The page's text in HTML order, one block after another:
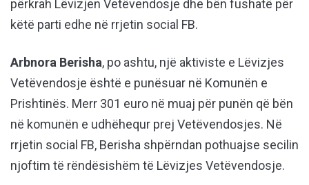
përkrah Lëvizjen Vetëvendosje dhe bën fushatë për
këtë parti edhe në rrjetin social FB.
Arbnora Berisha, po ashtu, një aktiviste e Lëvizjes
Vetëvendosje është e punësuar në Komunën e
Prishtinës. Merr 301 euro në muaj për punën që bën
në komunën e udhëhequr prej Vetëvendosjes. Në
rrjetin social FB, Berisha shpërndan pothuajse secilin
njoftim të rëndësishëm të Lëvizjes Vetëvendosje.